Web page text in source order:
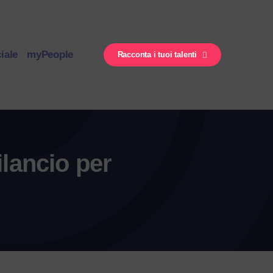
myPeople Racconta i tuoi talenti
per